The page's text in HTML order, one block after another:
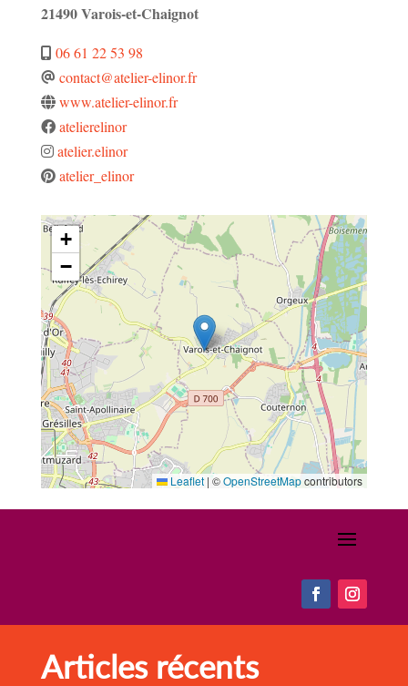
21490 Varois-et-Chaignot
06 61 22 53 98
contact@atelier-elinor.fr
www.atelier-elinor.fr
atelierelinor
atelier.elinor
atelier_elinor
+
−
Leaflet | ©OpenStreetMapcontributors
Articles récents